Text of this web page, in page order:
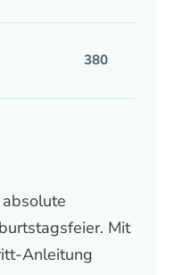
380
Mit
Anleitung